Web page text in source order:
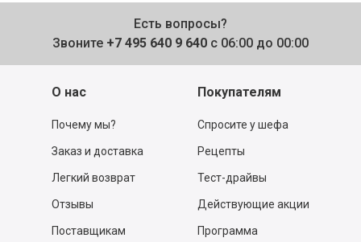
Есть вопросы?
Звоните +7 495 640 9 640 с 06:00 до 00:00
О нас
Почему мы?
Заказ и доставка
Легкий возврат
Отзывы
Поставщикам
Покупателям
Спросите у шефа
Рецепты
Тест-драйвы
Действующие акции
Программа